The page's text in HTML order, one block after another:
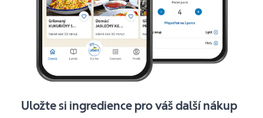
Uložte si ingredience pro váš další nákup